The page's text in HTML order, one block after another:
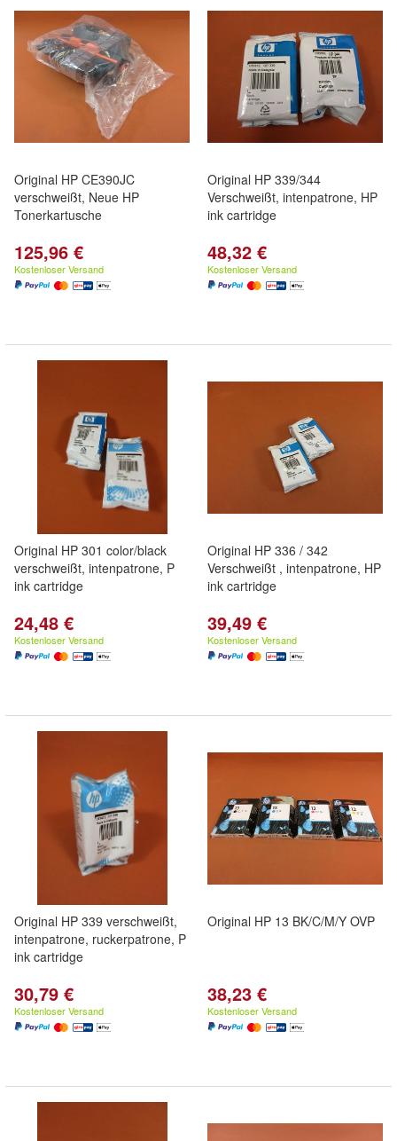
Original HP CE390JC
verschweißt, Neue HP
Tonerkartusche
125,96 €
Kostenloser Versand
Original HP 339/344
Verschweißt, intenpatrone, HP
ink cartridge
48,32 €
Kostenloser Versand
Original HP 301 color/black
verschweißt, intenpatrone, P
ink cartridge
24,48 €
Kostenloser Versand
Original HP 336 / 342
Verschweißt , intenpatrone, HP
ink cartridge
39,49 €
Kostenloser Versand
Original HP 339 verschweißt,
intenpatrone, ruckerpatrone, P
ink cartridge
30,79 €
Kostenloser Versand
Original HP 13 BK/C/M/Y OVP
38,23 €
Kostenloser Versand